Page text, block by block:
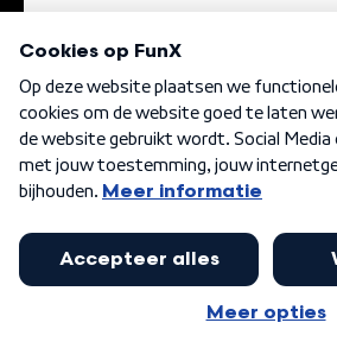
Algemene voorwaarden Privacybeleid